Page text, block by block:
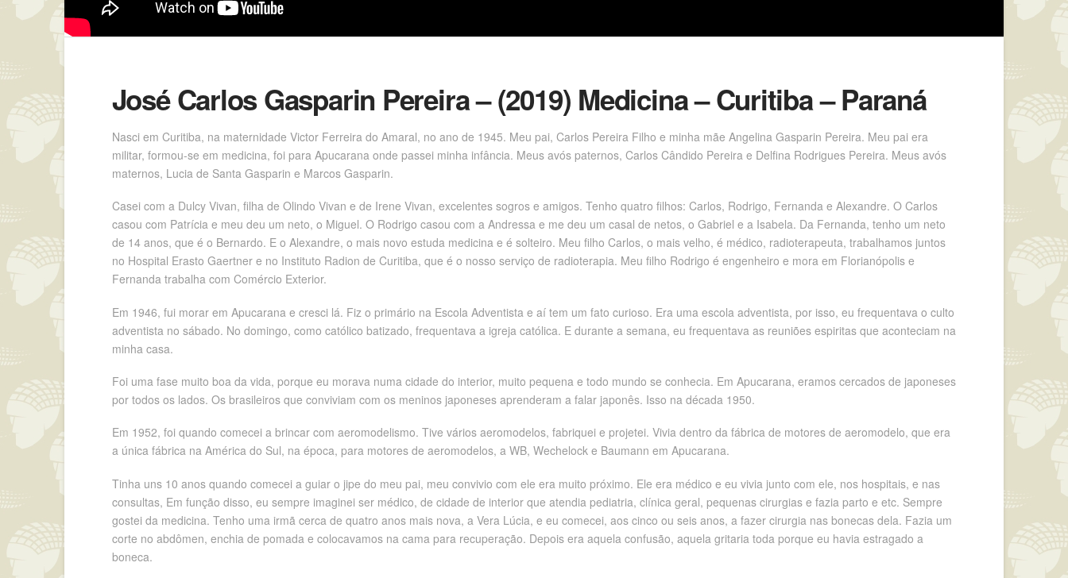
José Carlos Gasparin Pereira – (2019) Medicina – Curitiba – Paraná
Nasci em Curitiba, na maternidade Victor Ferreira do Amaral, no ano de 1945. Meu pai, Carlos Pereira Filho e minha mãe Angelina Gasparin Pereira. Meu pai era
militar, formou-se em medicina, foi para Apucarana onde passei minha infância. Meus avós paternos, Carlos Cândido Pereira e Delfina Rodrigues Pereira. Meus avós
maternos, Lucia de Santa Gasparin e Marcos Gasparin.
Casei com a Dulcy Vivan, filha de Olindo Vivan e de Irene Vivan, excelentes sogros e amigos. Tenho quatro filhos: Carlos, Rodrigo, Fernanda e Alexandre. O Carlos
casou com Patrícia e meu deu um neto, o Miguel. O Rodrigo casou com a Andressa e me deu um casal de netos, o Gabriel e a Isabela. Da Fernanda, tenho um neto
de 14 anos, que é o Bernardo. E o Alexandre, o mais novo estuda medicina e é solteiro. Meu filho Carlos, o mais velho, é médico, radioterapeuta, trabalhamos juntos
no Hospital Erasto Gaertner e no Instituto Radion de Curitiba, que é o nosso serviço de radioterapia. Meu filho Rodrigo é engenheiro e mora em Florianópolis e
Fernanda trabalha com Comércio Exterior.
Em 1946, fui morar em Apucarana e cresci lá. Fiz o primário na Escola Adventista e aí tem um fato curioso. Era uma escola adventista, por isso, eu frequentava o culto
adventista no sábado. No domingo, como católico batizado, frequentava a igreja católica. E durante a semana, eu frequentava as reuniões espiritas que aconteciam na
minha casa.
Foi uma fase muito boa da vida, porque eu morava numa cidade do interior, muito pequena e todo mundo se conhecia. Em Apucarana, eramos cercados de japoneses
por todos os lados. Os brasileiros que conviviam com os meninos japoneses aprenderam a falar japonês. Isso na década 1950.
Em 1952, foi quando comecei a brincar com aeromodelismo. Tive vários aeromodelos, fabriquei e projetei. Vivia dentro da fábrica de motores de aeromodelo, que era
a única fábrica na América do Sul, na época, para motores de aeromodelos, a WB, Wechelock e Baumann em Apucarana.
Tinha uns 10 anos quando comecei a guiar o jipe do meu pai, meu convivio com ele era muito próximo. Ele era médico e eu vivia junto com ele, nos hospitais, e nas
consultas, Em função disso, eu sempre imaginei ser médico, de cidade de interior que atendia pediatria, clínica geral, pequenas cirurgias e fazia parto e etc. Sempre
gostei da medicina. Tenho uma irmã cerca de quatro anos mais nova, a Vera Lúcia, e eu comecei, aos cinco ou seis anos, a fazer cirurgia nas bonecas dela. Fazia um
corte no abdômen, enchia de pomada e colocavamos na cama para recuperação. Depois era aquela confusão, aquela gritaria toda porque eu havia estragado a
boneca.